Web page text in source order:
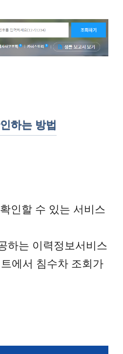
하는 방법
인할 수 있는 서비스
하는 이력정보서비스
트에서 침수차 조회가